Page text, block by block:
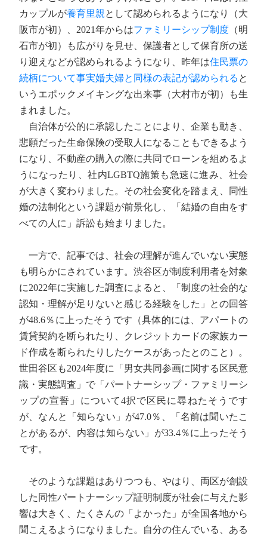
カップルが養育里親として認められるようになり（大
阪市が初）、2021年からはファミリーシップ制度 （明
石市が初）も広がりを見せ、保護者として保育所の送
り迎えなどが認められるようになり、昨年は住民票の
続柄について事実婚夫婦と同様の表記が認められる と
いうエポックメイキングな出来事（大村市が初）も生
まれました。
自治体が公的に承認したことにより、企業も動き、
悲願だった生命保険の受取人になることもできるよう
になり、不動産の購入の際に共同でローンを組めるよ
うになったり、社内LGBTQ施策も急速に進み、社会
が大きく変わりました。その社会変化を踏まえ、同性
婚の法制化という課題が前景化し、「結婚の自由をす
べての人に」訴訟も始まりました。
一方で、記事では、社会の理解が進んでいない実態
も明らかにされています。渋谷区が制度利用者を対象
に2022年に実施した調査によると、「制度の社会的な
認知・理解が足りないと感じる経験をした」との回答
が48.6％に上ったそうです（具体的には、アパートの
賃貸契約を断られたり、クレジットカードの家族カー
ド作成を断られたりしたケースがあったとのこと）。
世田谷区も2024年度に「男女共同参画に関する区民意
識・実態調査」で「パートナーシップ・ファミリーシ
ップの宣誓」について4択で区民に尋ねたそうです
が、なんと「知らない」が47.0％、「名前は聞いたこ
とがあるが、内容は知らない」が33.4％に上ったそう
です。
そのような課題はありつつも、やはり、両区が創設
した同性パートナーシップ証明制度が社会に与えた影
響は大きく、たくさんの「よかった」が全国各地から
聞こえるようになりました。自分の住んでいる、ある